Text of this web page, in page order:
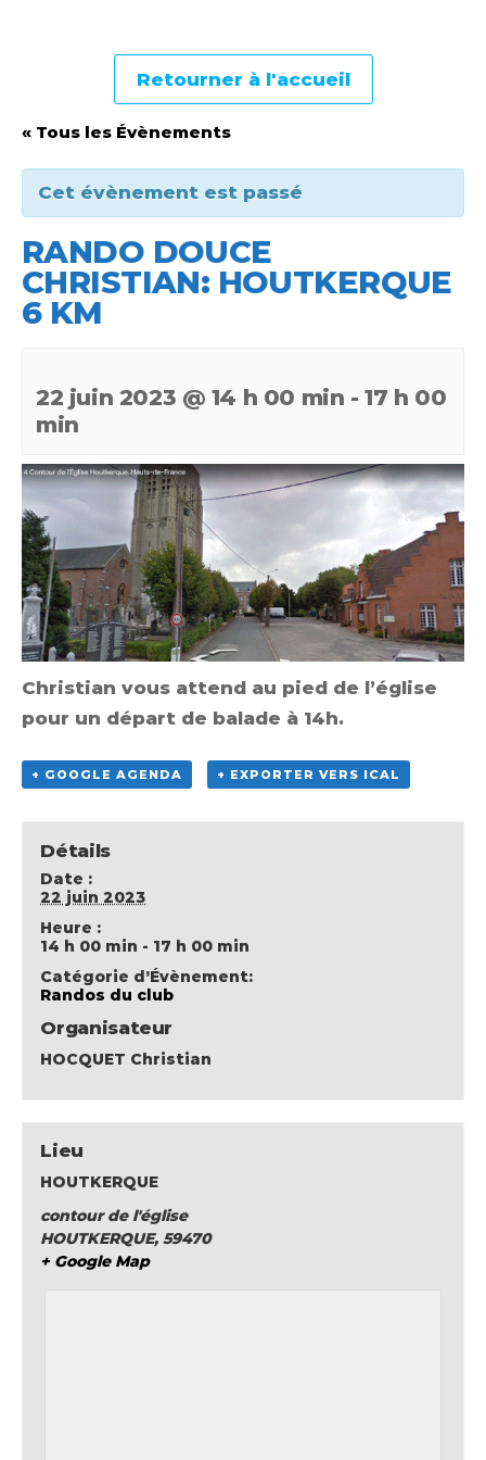
Retourner à l'accueil
« Tous les Évènements
Cet évènement est passé
RANDO DOUCE
CHRISTIAN: HOUTKERQUE
6 KM
22 juin 2023 @ 14 h 00 min -17 h 00
min
Christian vous attend au pied de l’église
pour un départ de balade à 14h.
+ GOOGLE AGENDA + EXPORTER VERS ICAL
Détails
Date :
22 juin 2023
Heure :
14 h 00 min - 17 h 00 min
Catégorie d’Évènement:
Randos du club
Organisateur
HOCQUET Christian
Lieu
HOUTKERQUE
contour de l'église
HOUTKERQUE, 59470
+ Google Map